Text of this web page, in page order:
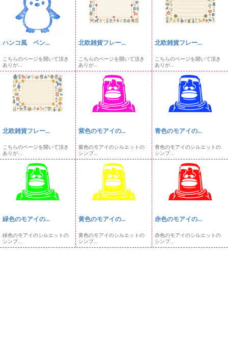
ハンコ風 ペン...
こちらのページを開いて頂き
ありが...
北欧雑貨フレー...
こちらのページを開いて頂き
ありが...
北欧雑貨フレー...
こちらのページを開いて頂き
ありが...
北欧雑貨フレー...
こちらのページを開いて頂き
ありが...
紫色のモアイの...
紫色のモアイのシルエットの
シンプ...
青色のモアイの...
青色のモアイのシルエットの
シンプ...
緑色のモアイの...
緑色のモアイのシルエットの
シンプ...
黄色のモアイの...
黄色のモアイのシルエットの
シンプ...
赤色のモアイの...
赤色のモアイのシルエットの
シンプ...